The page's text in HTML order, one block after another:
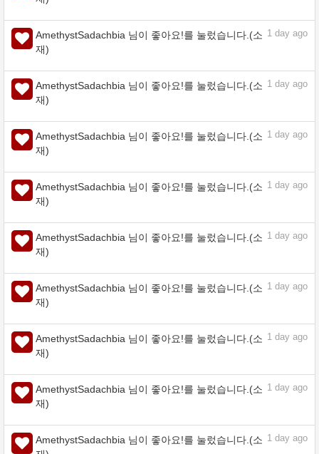
AmethystSadachbia 님이 좋아요!를 눌렀습니다.(소
재)
1 day ago
AmethystSadachbia 님이 좋아요!를 눌렀습니다.(소
재)
1 day ago
AmethystSadachbia 님이 좋아요!를 눌렀습니다.(소
재)
1 day ago
AmethystSadachbia 님이 좋아요!를 눌렀습니다.(소
재)
1 day ago
AmethystSadachbia 님이 좋아요!를 눌렀습니다.(소
재)
1 day ago
AmethystSadachbia 님이 좋아요!를 눌렀습니다.(소
재)
1 day ago
AmethystSadachbia 님이 좋아요!를 눌렀습니다.(소
재)
1 day ago
AmethystSadachbia 님이 좋아요!를 눌렀습니다.(소
재)
1 day ago
AmethystSadachbia 님이 좋아요!를 눌렀습니다.(소
재)
1 day ago